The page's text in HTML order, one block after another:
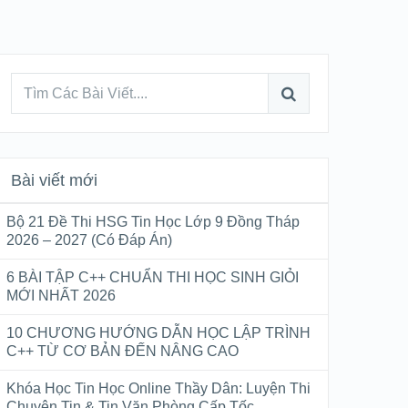
Bài viết mới
Bộ 21 Đề Thi HSG Tin Học Lớp 9 Đồng Tháp
2026 – 2027 (Có Đáp Án)
6 BÀI TẬP C++ CHUẨN THI HỌC SINH GIỎI
MỚI NHẤT 2026
10 CHƯƠNG HƯỚNG DẪN HỌC LẬP TRÌNH
C++ TỪ CƠ BẢN ĐẾN NÂNG CAO
Khóa Học Tin Học Online Thầy Dân: Luyện Thi